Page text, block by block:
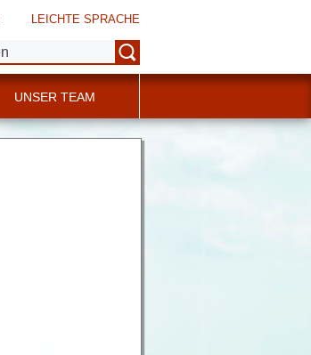
LEICHTE SPRACHE
UNSER TEAM